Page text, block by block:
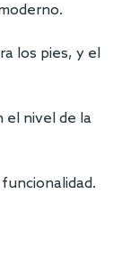
los pies, y el
el nivel de la